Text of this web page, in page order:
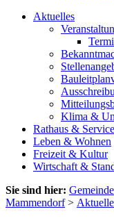
Aktuelles
Klima &
Rathaus & Service
Leben & Wohnen
Freizeit & Kultur
Wirtschaft &
Sie sind hier: Gemeinde
Mammendorf>